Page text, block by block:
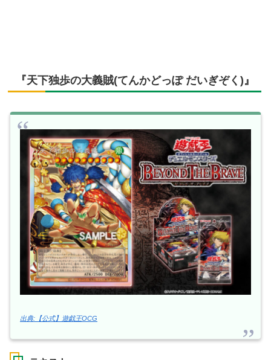
『天下独歩の大義賊(てんかどっぽ だいぎぞく)』
出典:【公式】遊戯王OCG